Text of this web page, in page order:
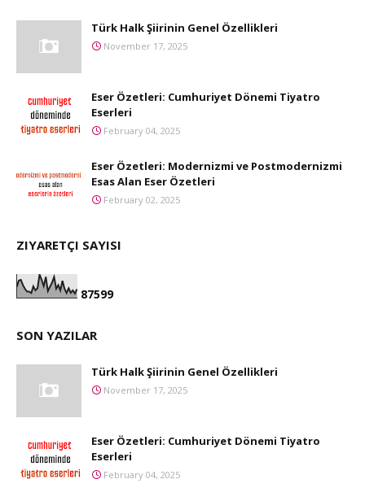
Türk Halk Şiirinin Genel Özellikleri
November 17, 2025
Eser Özetleri: Cumhuriyet Dönemi Tiyatro
Eserleri
February 04, 2025
Eser Özetleri: Modernizmi ve Postmodernizmi
Esas Alan Eser Özetleri
February 02, 2025
ZIYARETÇI SAYISI
87599
SON YAZILAR
Türk Halk Şiirinin Genel Özellikleri
November 17, 2025
Eser Özetleri: Cumhuriyet Dönemi Tiyatro
Eserleri
February 04, 2025